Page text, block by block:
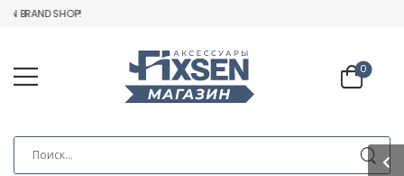
SHOP!
0